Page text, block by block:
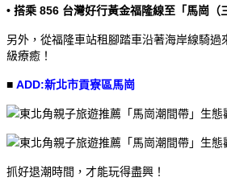
• 搭乘 856 台灣好行黃金福隆線至「馬崗（
另外，從福隆車站租腳踏車沿著海岸線騎過
級療癒！
■ ADD:新北市貢寮區馬崗
抓好退潮時間，才能玩得盡興！